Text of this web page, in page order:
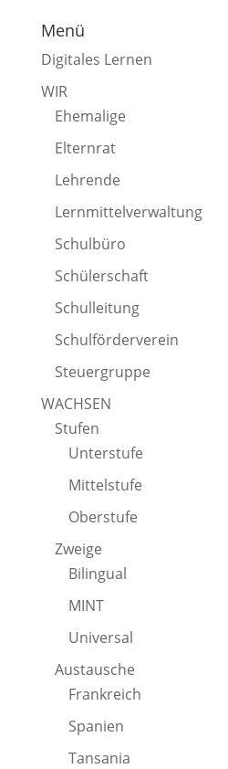
Menü
Digitales Lernen
WIR
Ehemalige
Elternrat
Lehrende
Lernmittelverwaltung
Schulbüro
Schülerschaft
Schulleitung
Schulförderverein
Steuergruppe
WACHSEN
Stufen
Unterstufe
Mittelstufe
Oberstufe
Zweige
Bilingual
MINT
Universal
Austausche
Frankreich
Spanien
Tansania